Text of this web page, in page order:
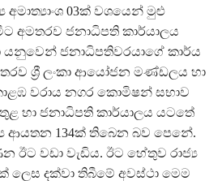
අමාත්‍යාංශ 03ක් වශයෙන් මුළු
අමතරව ජනාධිපති කාර්යාලය
යනුවෙන් ජනාධිපතිවරයාගේ කාර්ය
ශ්‍රී ලංකා ආයෝජන මණ්ඩලය හා
වරාය නගර කොමිෂන් සභාව
තුළ හා ජනාධිපති කාර්යාලය යටතේ
ආයතන 134ක් තිබෙන බව පෙනේ.
වඩා වැඩිය. ඊට හේතුව රාජ්‍ය
දක්වා තිබීමේ අවස්ථා මෙම